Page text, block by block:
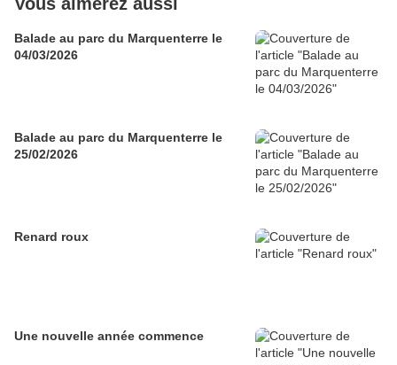
Balade au parc du Marquenterre le
04/03/2026
Balade au parc du Marquenterre le
25/02/2026
Renard roux
Une nouvelle année commence